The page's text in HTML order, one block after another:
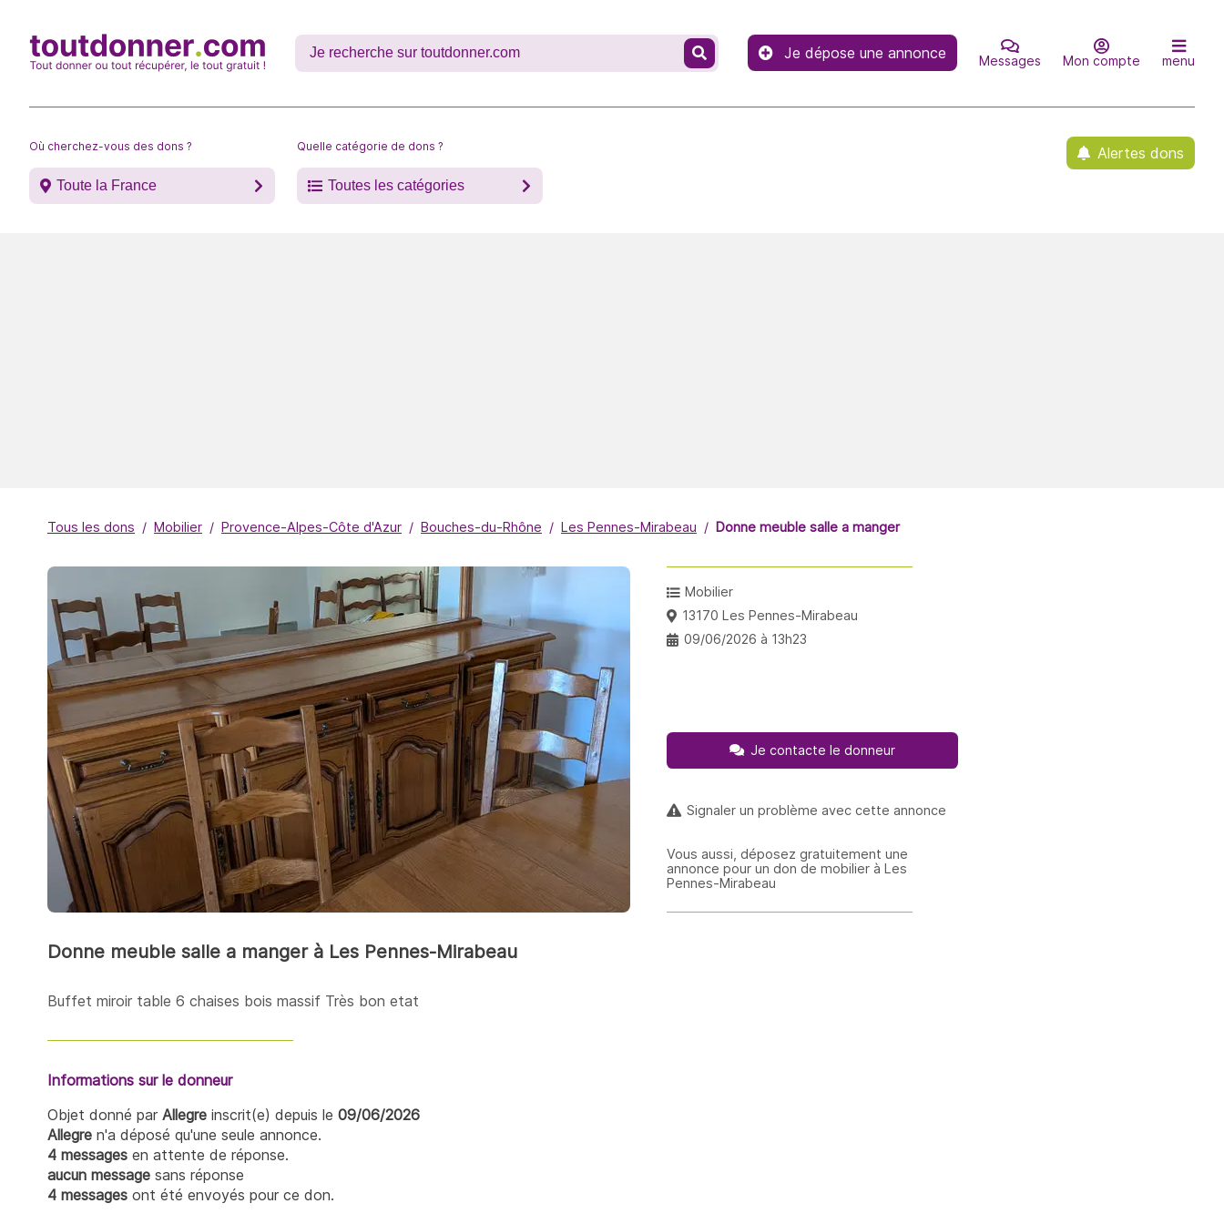
Je dépose une annonce Messages Mon compte menu
Où cherchez-vous des dons ?
Toute la France
Quelle catégorie de dons ?
Toutes les catégories
Alertes dons
Tous les dons Mobilier Provence-Alpes-Côte d'Azur Bouches-du-Rhône Les Pennes-Mirabeau Donne meuble salle a manger
Donne meuble salle a manger à Les Pennes-Mirabeau
Buffet miroir table 6 chaises bois massif Très bon etat
Mobilier
13170 Les Pennes-Mirabeau
09/06/2026 à 13h23
Je contacte le donneur
Signaler un problème avec cette annonce
Vous aussi, déposez gratuitement une
annonce pour un don de mobilier à Les
Pennes-Mirabeau
Informations sur le donneur
Objet donné par Allegre inscrit(e) depuis le 09/06/2026
Allegre n'a déposé qu'une seule annonce.
4 messages en attente de réponse.
aucun message sans réponse
4 messages ont été envoyés pour ce don.